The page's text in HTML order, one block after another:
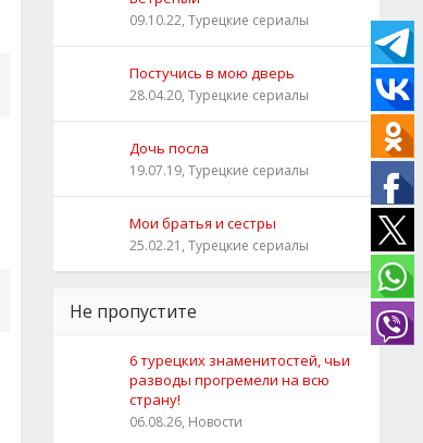
09.10.22, Турецкие сериалы
Постучись в мою дверь
28.04.20, Турецкие сериалы
Дочь посла
19.07.19, Турецкие сериалы
Мои братья и сестры
25.02.21, Турецкие сериалы
Не пропустите
6 турецких знаменитостей, чьи
разводы прогремели на всю
страну!
06.08.26, Новости